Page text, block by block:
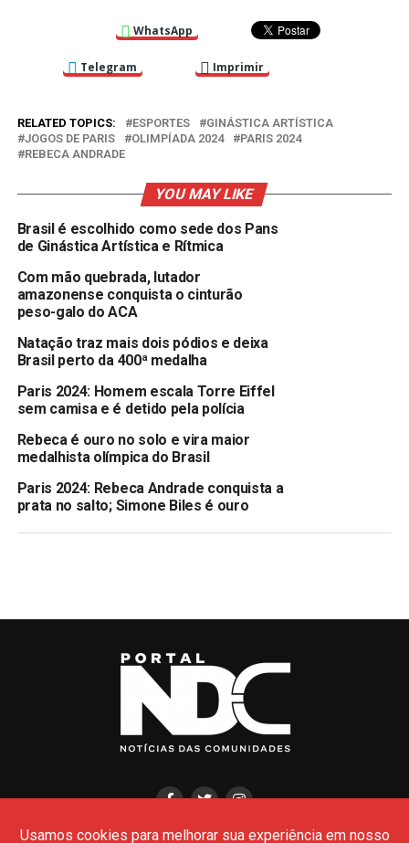
WhatsApp
Telegram Imprimir
RELATED TOPICS: ESPORTES
GINÁSTICA ARTÍSTICA
JOGOS DE PARIS
OLIMPÍADA 2024
PARIS 2024
REBECA ANDRADE
YOU MAY LIKE
Brasil é escolhido como sede dos Pans
de Ginástica Artística e Rítmica
Com mão quebrada, lutador
amazonense conquista o cinturão
peso-galo do ACA
Natação traz mais dois pódios e deixa
Brasil perto da 400ª medalha
Paris 2024: Homem escala Torre Eiffel
sem camisa e é detido pela polícia
Rebeca é ouro no solo e vira maior
medalhista olímpica do Brasil
Paris 2024: Rebeca Andrade conquista a
prata no salto; Simone Biles é ouro